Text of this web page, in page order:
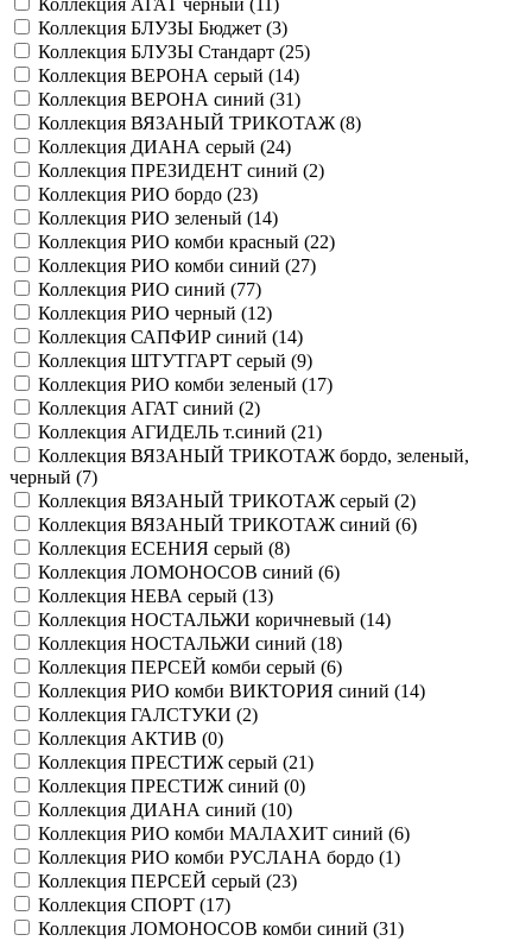
Коллекция АГАТ черный (
)
Коллекция БЛУЗЫ Бюджет (3)
Коллекция БЛУЗЫ Стандарт (25)
Коллекция ВЕРОНА серый (14)
Коллекция ВЕРОНА синий (31)
Коллекция ВЯЗАНЫЙ ТРИКОТАЖ (8)
Коллекция ДИАНА серый (24)
Коллекция ПРЕЗИДЕНТ синий (2)
Коллекция РИО бордо (23)
Коллекция РИО зеленый (14)
Коллекция РИО комби красный (22)
Коллекция РИО комби синий (27)
Коллекция РИО синий (77)
Коллекция РИО черный (12)
Коллекция САПФИР синий (14)
Коллекция ШТУТГАРТ серый (9)
Коллекция РИО комби зеленый (17)
Коллекция АГАТ синий (2)
Коллекция АГИДЕЛЬ т.синий (21)
Коллекция ВЯЗАНЫЙ ТРИКОТАЖ бордо, зеленый,
черный (7)
Коллекция ВЯЗАНЫЙ ТРИКОТАЖ серый (2)
Коллекция ВЯЗАНЫЙ ТРИКОТАЖ синий (6)
Коллекция ЕСЕНИЯ серый (8)
Коллекция ЛОМОНОСОВ синий (6)
Коллекция НЕВА серый (13)
Коллекция НОСТАЛЬЖИ коричневый (14)
Коллекция НОСТАЛЬЖИ синий (18)
Коллекция ПЕРСЕЙ комби серый (6)
Коллекция РИО комби ВИКТОРИЯ синий (14)
Коллекция ГАЛСТУКИ (2)
Коллекция АКТИВ (0)
Коллекция ПРЕСТИЖ серый (21)
Коллекция ПРЕСТИЖ синий (0)
Коллекция ДИАНА синий (10)
Коллекция РИО комби МАЛАХИТ синий (6)
Коллекция РИО комби РУСЛАНА бордо (1)
Коллекция ПЕРСЕЙ серый (23)
Коллекция СПОРТ (17)
Коллекция ЛОМОНОСОВ комби синий (31)